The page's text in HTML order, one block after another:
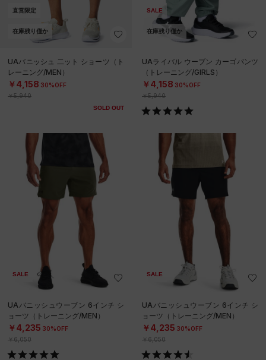
直営限定
在庫残り僅か
UAバニッシュ 二ット ショーツ（ト
レーニング/MEN）
￥4,158 30%OFF
￥5,940
SOLD OUT
SALE
在庫残り僅か
UAライバル ウーブン カーゴパンツ
（トレーニング/GIRLS）
￥4,158 30%OFF
￥5,940
SALE
UAバニッシュウーブン 6インチ シ
ョーツ（トレーニング/MEN）
￥4,235 30%OFF
￥6,050
SALE
UAバニッシュウーブン 6インチ シ
ョーツ（トレーニング/MEN）
￥4,235 30%OFF
￥6,050